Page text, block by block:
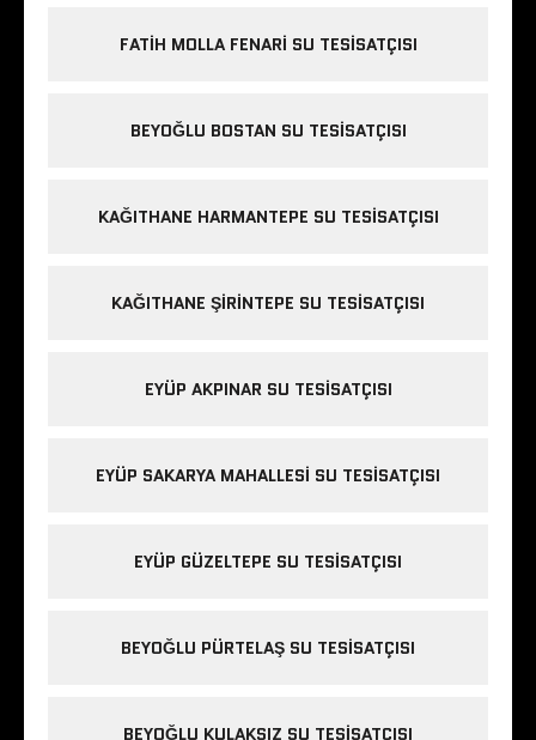
FATIH MOLLA FENARI SU TESISATÇISI
BEYOĞLU BOSTAN SU TESISATÇISI
KAĞITHANE HARMANTEPE SU TESISATÇISI
KAĞITHANE ŞIRINTEPE SU TESISATÇISI
EYÜP AKPINAR SU TESISATÇISI
EYÜP SAKARYA MAHALLESI SU TESISATÇISI
EYÜP GÜZELTEPE SU TESISATÇISI
BEYOĞLU PÜRTELAŞ SU TESISATÇISI
BEYOĞLU KULAKSIZ SU TESISATÇISI